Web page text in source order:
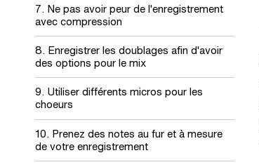
7. Ne pas avoir peur de l'enregistrement
avec compression
8. Enregistrer les doublages afin d'avoir
des options pour le mix
9. Utiliser différents micros pour les
choeurs
10. Prenez des notes au fur et à mesure
de votre enregistrement